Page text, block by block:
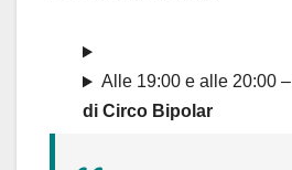
Alle 19:00 e alle 20:00 –
di Circo Bipolar